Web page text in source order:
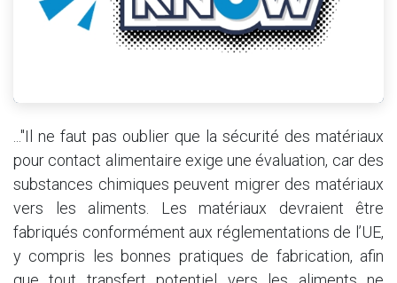
..."Il ne faut pas oublier que la sécurité des matériaux
pour contact alimentaire exige une évaluation, car des
substances chimiques peuvent migrer des matériaux
vers les aliments. Les matériaux devraient être
fabriqués conformément aux réglementations de l’UE,
y compris les bonnes pratiques de fabrication, afin